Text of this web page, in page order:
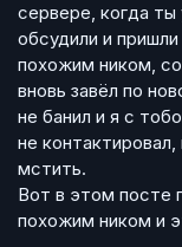
сервере, когда
обсудили и
похожим ником,
вновь завёл по
не банил и я с
не
мстить.
Вот в этом посте
похожим ником и